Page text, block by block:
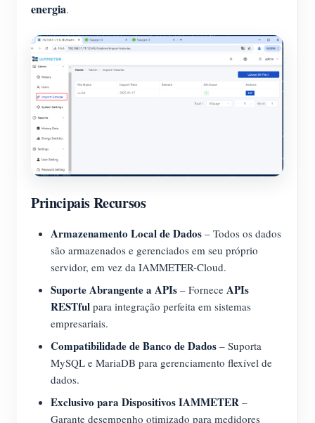
energia.
Principais Recursos
Armazenamento Local de Dados – Todos os dados
são armazenados e gerenciados em seu próprio
servidor, em vez da IAMMETER-Cloud.
Suporte Abrangente a APIs – Fornece APIs
RESTful para integração perfeita em sistemas
empresariais.
Compatibilidade de Banco de Dados – Suporta
MySQL e MariaDB para gerenciamento flexível de
dados.
Exclusivo para Dispositivos IAMMETER –
Garante desempenho otimizado para medidores